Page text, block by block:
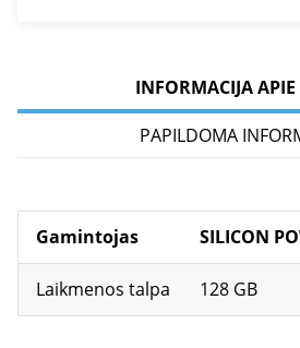
INFORMACIJA APIE
PAPILDOMA
Gamintojas SILICON
Laikmenos talpa 128 GB